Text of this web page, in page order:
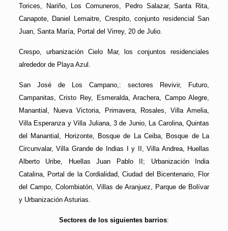
Torices, Nariño, Los Comuneros, Pedro Salazar, Santa Rita,
Canapote, Daniel Lemaitre, Crespito, conjunto residencial San
Juan, Santa María, Portal del Virrey, 20 de Julio.
Crespo, urbanización Cielo Mar, los conjuntos residenciales
alrededor de Playa Azul.
San José de Los Campano,: sectores Revivir, Futuro,
Campanitas, Cristo Rey, Esmeralda, Arachera, Campo Alegre,
Manantial, Nueva Victoria, Primavera, Rosales, Villa Amelia,
Villa Esperanza y Villa Juliana, 3 de Junio, La Carolina, Quintas
del Manantial, Horizonte, Bosque de La Ceiba, Bosque de La
Circunvalar, Villa Grande de Indias I y II, Villa Andrea, Huellas
Alberto Uribe, Huellas Juan Pablo II; Urbanización India
Catalina, Portal de la Cordialidad, Ciudad del Bicentenario, Flor
del Campo, Colombiatón, Villas de Aranjuez, Parque de Bolívar
y Urbanización Asturias.
Sectores de los siguientes barrios: